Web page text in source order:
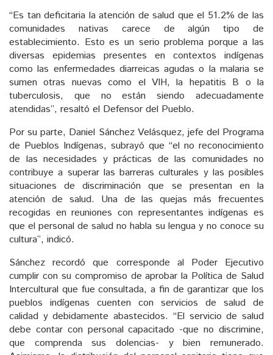
“Es tan deficitaria la atención de salud que el 51.2% de las
comunidades nativas carece de algún tipo de
establecimiento. Esto es un serio problema porque a las
diversas epidemias presentes en contextos indígenas
como las enfermedades diarreicas agudas o la malaria se
sumen otras nuevas como el VIH, la hepatitis B o la
tuberculosis, que no están siendo adecuadamente
atendidas”, resaltó el Defensor del Pueblo.
Por su parte, Daniel Sánchez Velásquez, jefe del Programa
de Pueblos Indígenas, subrayó que “el no reconocimiento
de las necesidades y prácticas de las comunidades no
contribuye a superar las barreras culturales y las posibles
situaciones de discriminación que se presentan en la
atención de salud. Una de las quejas más frecuentes
recogidas en reuniones con representantes indígenas es
que el personal de salud no habla su lengua y no conoce su
cultura”, indicó.
Sánchez recordó que corresponde al Poder Ejecutivo
cumplir con su compromiso de aprobar la Política de Salud
Intercultural que fue consultada, a fin de garantizar que los
pueblos indígenas cuenten con servicios de salud de
calidad y debidamente abastecidos. “El servicio de salud
debe contar con personal capacitado -que no discrimine,
que comprenda sus dolencias- y bien remunerado.